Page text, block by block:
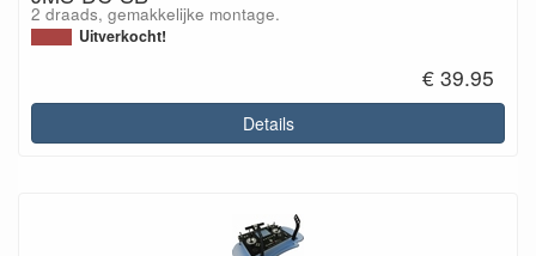
2 draads, gemakkelijke montage.
Uitverkocht!
€ 39.95
Details